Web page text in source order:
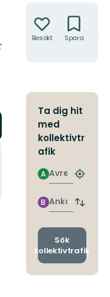
Besökt Spara
Ta dig hit
med
kollektivtr
afik
Avresa
A
Hitta
Ankomst
B
Byt
och
Sök
kollektivtrafik